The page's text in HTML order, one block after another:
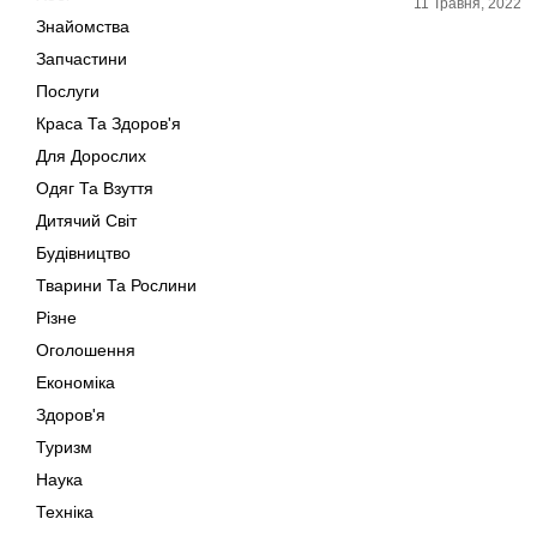
Знайомства
Запчастини
Послуги
Краса Та Здоров'я
Для Дорослих
Одяг Та Взуття
Дитячий Світ
Будівництво
Тварини Та Рослини
Різне
Оголошення
Економіка
Здоров'я
Туризм
Наука
Техніка
11 Травня, 2022